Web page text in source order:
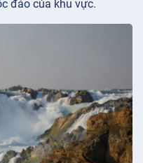
đáo của khu vực.